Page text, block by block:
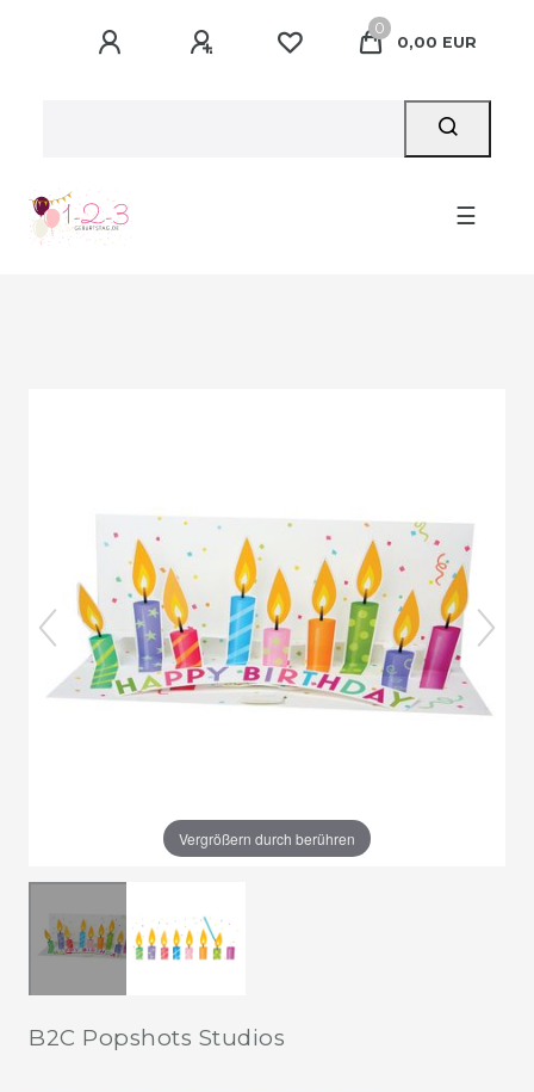
0
0,00 EUR
☰
Vergrößern durch berühren
B2C Popshots Studios